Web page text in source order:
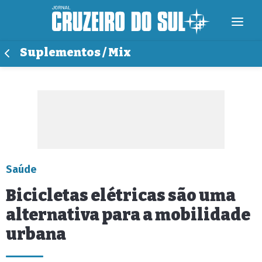
Suplementos / Mix
Saúde
Bicicletas elétricas são uma
alternativa para a mobilidade
urbana